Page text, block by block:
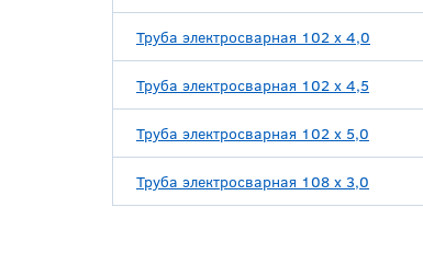
Труба электросварная 102 х 4,0
Труба электросварная 102 х 4,5
Труба электросварная 102 х 5,0
Труба электросварная 108 х 3,0